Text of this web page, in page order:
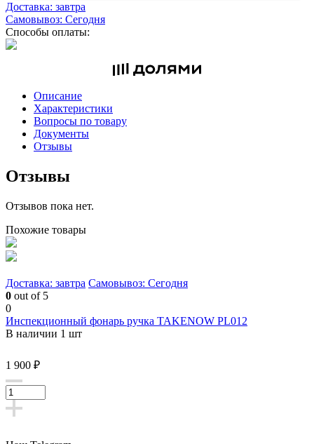
Доставка: завтра
Самовывоз: Сегодня
Способы оплаты:
Описание
Характеристики
Вопросы по товару
Документы
Отзывы
Отзывы
Отзывов пока нет.
Похожие товары
Доставка: завтра Самовывоз: Сегодня
0 out of 5
0
Инспекционный фонарь ручка TAKENOW PL012
В наличии 1 шт
1 900 ₽